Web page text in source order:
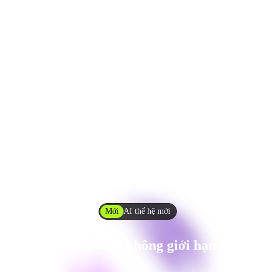
Mới AI thế hệ mới
Lợi nhuận không giới hạn